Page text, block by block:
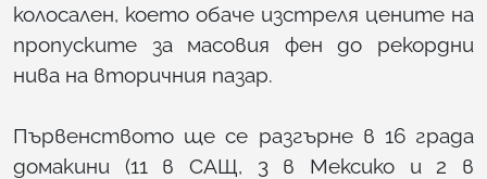
колосален, което обаче изстреля цените на
пропуските за масовия фен до рекордни
нива на вторичния пазар.
Първенството ще се разгърне в 16 града
домакини (11 в САЩ, 3 в Мексико и 2 в